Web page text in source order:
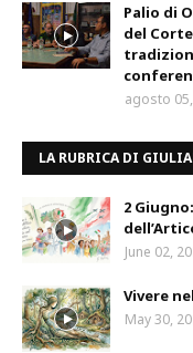
Palio di
del
agosto
LA RUBRICA DI
2
June 02,
Vivere
May 30,